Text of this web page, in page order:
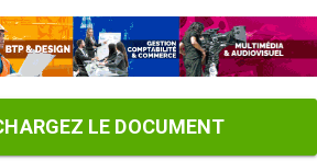
LE DOCUMENT